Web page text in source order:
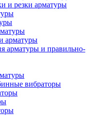
и резки арматуры
арматуры
арматуры и правильно-
вибраторы